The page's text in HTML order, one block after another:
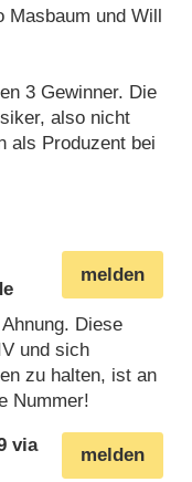
und Will
3 Gewinner. Die
also nicht
als Produzent bei
melden
Diese
und sich
zu halten, ist an
Nummer!
melden
via